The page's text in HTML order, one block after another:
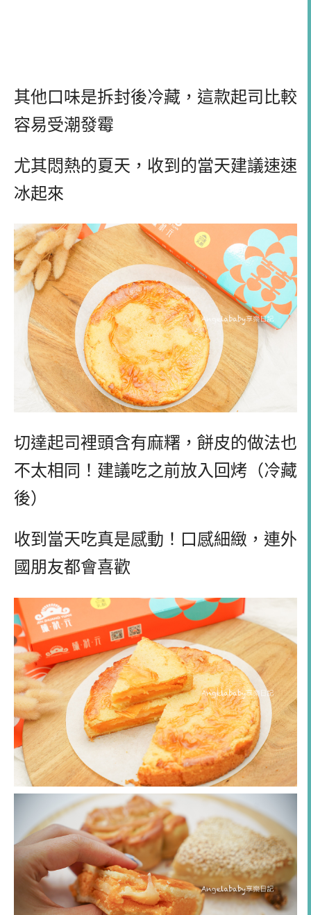
其他口味是拆封後冷藏，這款起司比較
容易受潮發霉
尤其悶熱的夏天，收到的當天建議速速
冰起來
切達起司裡頭含有麻糬，餅皮的做法也
不太相同！建議吃之前放入回烤（冷藏
後）
收到當天吃真是感動！口感細緻，連外
國朋友都會喜歡